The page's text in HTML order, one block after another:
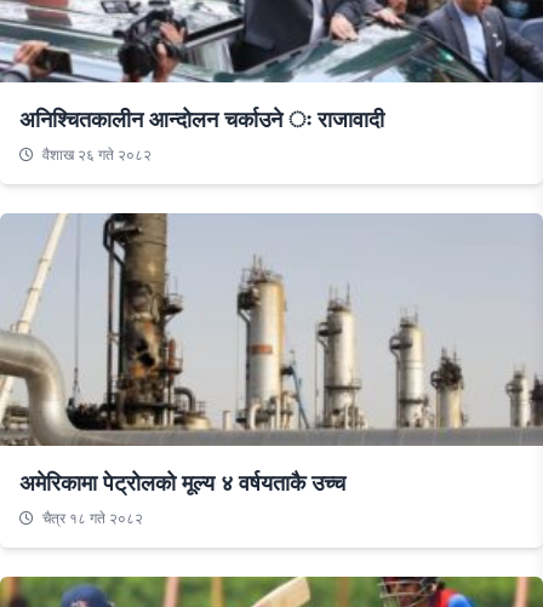
अनिश्चितकालीन आन्दोलन चर्काउने ः राजावादी
वैशाख २६ गते २०८२
अमेरिकामा पेट्रोलको मूल्य ४ वर्षयताकै उच्च
चैत्र १८ गते २०८२